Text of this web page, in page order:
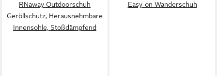
RNaway Outdoorschuh
Geröllschutz, Herausnehmbare
Innensohle, Stoßdämpfend
Easy-on Wanderschuh